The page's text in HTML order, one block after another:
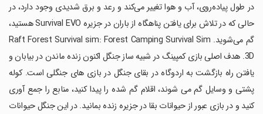
‏در طول پیاده‌روی، آب و هوا تغییر می‌کند و رعد و برق شدیدی وجود دارد، در
حالی که در تلاش برای یافتن پناهگاه از باران در جزیره Survival EVO هستید،
گم می‌شوید. Raft Forest Survival sim: Forest Camping Survival Sim
3D. هدف اصلی بازی کمپینگ در شبیه ساز جنگل اکنون زنده ماندن در بیابان و
یافتن راه بازگشت به اردوگاه در بقای جنگل در بازی های جنگلی است. کوله
پشتی و وسایل گم می شوند، اقلام گم شده را پیدا کنید، منابع را جمع آوری
کنید و در بازی عبور از حیوانات بقا در جزیره زنده بمانید. در این جنگل حیوانات